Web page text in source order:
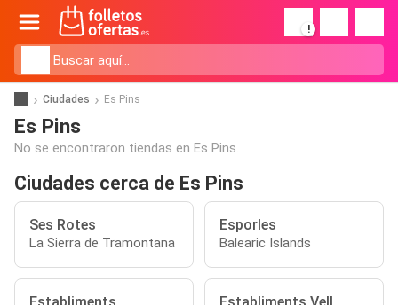
!
Ciudades Es Pins
Es Pins
No se encontraron tiendas en Es Pins.
Ciudades cerca de Es Pins
Ses Rotes
La Sierra de Tramontana
Esporles
Balearic Islands